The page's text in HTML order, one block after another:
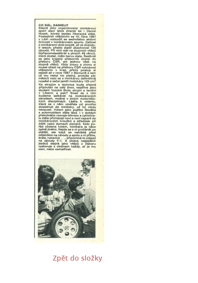
Zpět do složky